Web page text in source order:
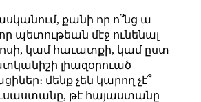
քանի որ ո՞նց ա
պետութեան մէջ ունենալ
կամ հաւատքի, կամ ըստ
լիազօրուած
մենք չեն կարող չէ՞
թէ հայաստանը